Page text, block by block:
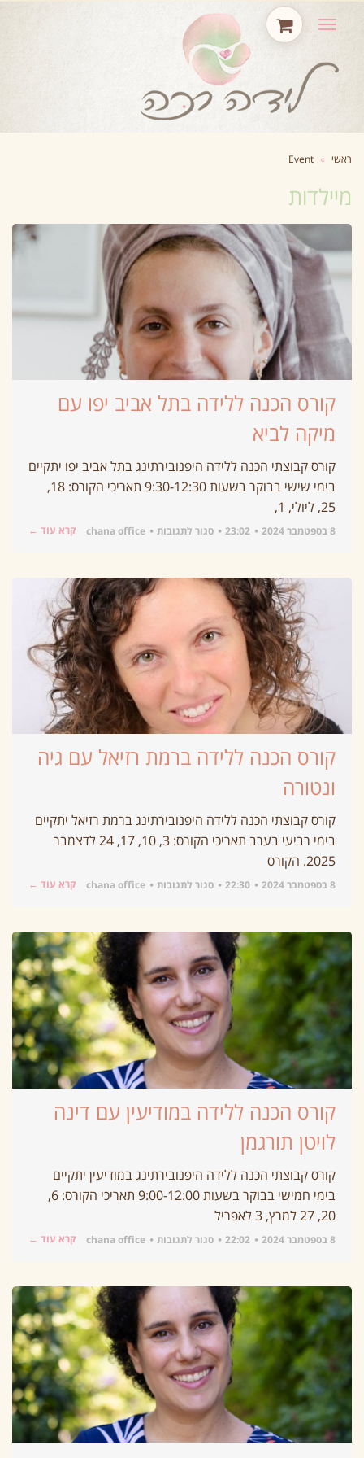
תפריט
ראשי »
Event
מיילדות
קורס הכנה ללידה בתל אביב יפו עם
מיקה לביא
קורס קבוצתי הכנה ללידה היפנובירתינג בתל אביב יפו יתקיים
בימי שישי בבוקר בשעות 9:30-12:30 תאריכי הקורס: 18,
25, ליולי, 1,
8 בספטמבר 2024 23:02 סגור לתגובות chana office קרא עוד ←
קורס הכנה ללידה ברמת רזיאל עם גיה
ונטורה
קורס קבוצתי הכנה ללידה היפנובירתינג ברמת רזיאל יתקיים
בימי רביעי בערב תאריכי הקורס: 3, 10, 17, 24 לדצמבר
2025. הקורס
8 בספטמבר 2024 22:30 סגור לתגובות chana office קרא עוד ←
קורס הכנה ללידה במודיעין עם דינה
לויטן תורגמן
קורס קבוצתי הכנה ללידה היפנובירתינג במודיעין יתקיים
בימי חמישי בבוקר בשעות 9:00-12:00 תאריכי הקורס: 6,
20, 27 למרץ, 3 לאפריל
8 בספטמבר 2024 22:02 סגור לתגובות chana office קרא עוד ←